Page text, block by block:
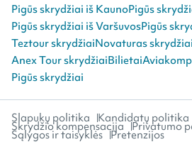
Pigūs skrydžiai iš KaunoPigūs
Pigūs skrydžiai iš VaršuvosPigūs
Teztour skrydžiaiNovaturas skrydžiai
Anex Tour skrydžiaiBilietai
Pigūs skrydžiai
Slapukų politika Kandidatų politika
Skrydžio kompensacija Privatumo
Sąlygos ir taisyklės Pretenzijos